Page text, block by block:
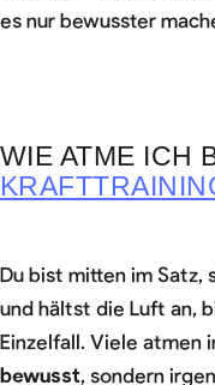
es nur bewusster
WIE ATME ICH
Du bist mitten im
und hältst die Luft an,
Einzelfall. Viele atmen
bewusst, sondern